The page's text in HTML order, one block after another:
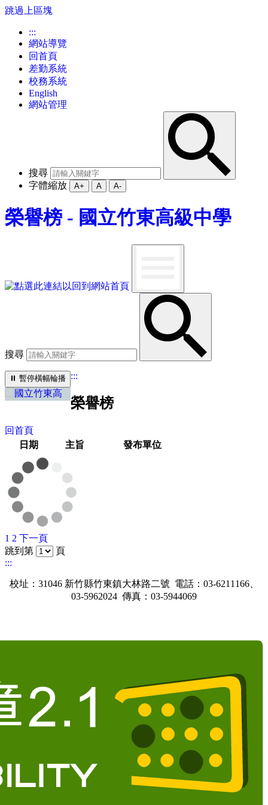
跳過上區塊
:::
網站導覽
回首頁
差勤系統
校務系統
English
網站管理
搜尋
字體縮放
A+ A A-
榮譽榜 - 國立竹東高級中學
搜尋
⏸︎ 暫停橫幅輪播 :::
榮譽榜
回首頁
日期
主旨 發布單位
1 2 下一頁
跳到第
頁
:::
校址：31046 新竹縣竹東鎮大林路二號 電話：03-6211166、
03-5962024 傳真：03-5944069